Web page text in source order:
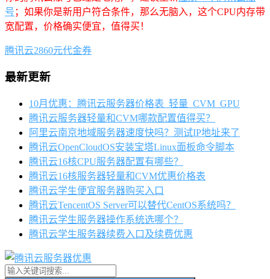
号 ；如果你是新用户符合条件，那么无脑入，这个CPU内存带
宽配置，价格确实便宜，值得买！
腾讯云2860元代金券
最新更新
10月优惠：腾讯云服务器价格表_轻量_CVM_GPU
腾讯云服务器轻量和CVM哪款配置值得买？
阿里云南京地域服务器速度快吗？测试IP地址来了
腾讯云OpenCloudOS安装宝塔Linux面板命令脚本
腾讯云16核CPU服务器配置有哪些？
腾讯云16核服务器轻量和CVM优惠价格表
腾讯云学生便宜服务器购买入口
腾讯云TencentOS Server可以替代CentOS系统吗？
腾讯云学生服务器操作系统选哪个？
腾讯云学生服务器续费入口及续费优惠